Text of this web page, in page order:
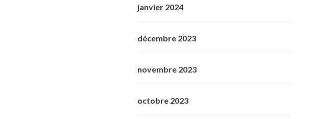
janvier 2024
décembre 2023
novembre 2023
octobre 2023